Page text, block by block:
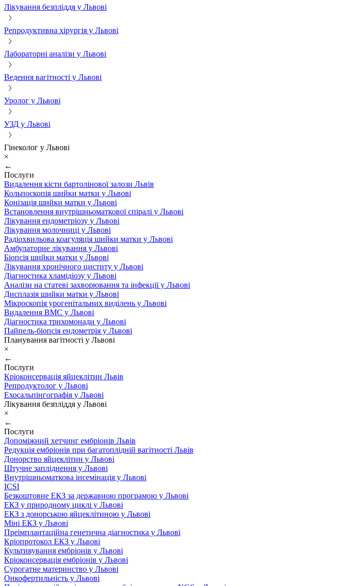
Лікування безпліддя у Львові
Репродуктивна хірургія у Львові
Лабораторні аналізи у Львові
Ведення вагітності у Львові
Уролог у Львові
УЗД у Львові
Гінеколог у Львові
×
←
Послуги
Видалення кісти бартолінової залози Львів
Кольпоскопія шийки матки у Львові
Конізація шийки матки у Львові
Встановлення внутрішньоматкової спіралі у Львові
Лікування ендометріозу у Львові
Лікування молочниці у Львові
Радіохвильова коагуляція шийки матки у Львові
Амбулаторне лікування у Львові
Біопсія шийки матки у Львові
Лікування хронічного циститу у Львові
Діагностика хламідіозу у Львові
Аналізи на статеві захворювання та інфекції у Львові
Дисплазія шийки матки у Львові
Мікроскопія урогенітальних виділень у Львові
Видалення ВМС у Львові
Діагностика трихомонади у Львові
Пайпель-біопсія ендометрія у Львові
Планування вагітності у Львові
×
←
Послуги
Кріоконсервація яйцеклітин Львів
Репродуктолог у Львові
Ехосальпінгографія у Львові
Лікування безпліддя у Львові
×
←
Послуги
Допоміжний хетчинг ембріонів Львів
Редукція ембріонів при багатоплідній вагітності Львів
Донорство яйцеклітин у Львові
Штучне запліднення у Львові
Внутрішньоматкова інсемінація у Львові
ICSI
Безкоштовне ЕКЗ за державною програмою у Львові
ЕКЗ у природному циклі у Львові
ЕКЗ з донорською яйцеклітиною у Львові
Міні ЕКЗ у Львові
Преімплантаційна генетична діагностика у Львові
Кріопротокол ЕКЗ у Львові
Культивування ембріонів у Львові
Кріоконсервація ембріонів у Львові
Сурогатне материнство у Львові
Онкофертильність у Львові